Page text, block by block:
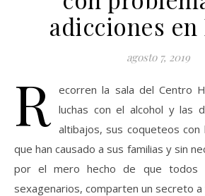
adicciones en
agosto 7, 2019
R ecorren la sala del Centro
luchas con el alcohol y las
altibajos, sus coqueteos
que han causado a sus familias y sin
por el mero hecho de que todos
sexagenarios, comparten un secreto a